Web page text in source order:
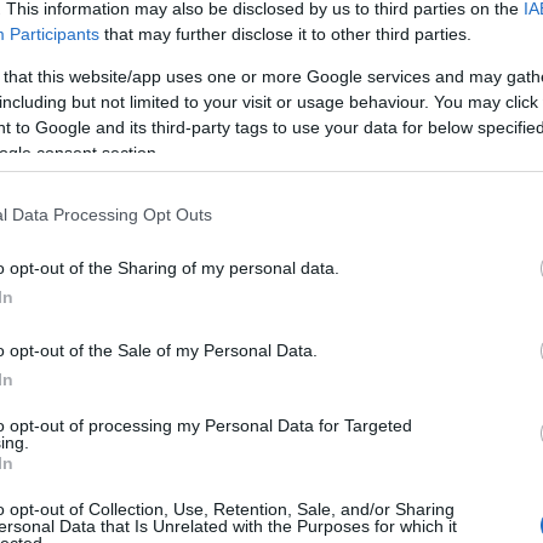
This information may also be disclosed by us to third parties on the
Participants that may further disclose it to other third parties.
that this website/app uses one or more Google services and may
but not limited to your visit or usage behaviour. You may
to Google and its third-party tags to use your data for below
consent section.
Data Processing Opt Outs
opt-out of the Sharing of my personal data.
opt-out of the Sale of my Personal Data.
opt-out of processing my Personal Data for Targeted
opt-out of Collection, Use, Retention, Sale, and/or Sharing
Data that Is Unrelated with the Purposes for which it
1
(
ár
)